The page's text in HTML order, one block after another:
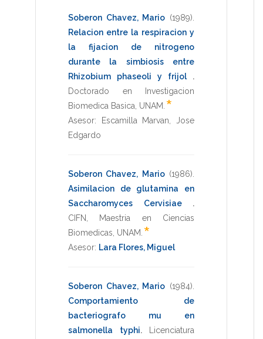
Soberon Chavez, Mario (1989)
Relacion entre la respiracion y
la fijacion de nitrogeno
durante la simbiosis entre
Rhizobium phaseoli y frijol .
Doctorado en Investigacion
Biomedica Basica UNAM *
Asesor: Escamilla Marvan, Jose
Edgardo
Soberon Chavez, Mario (1986)
Asimilacion de glutamina en
Saccharomyces Cervisiae .
CIFN
Maestria en Ciencias
Biomedicas UNAM *
Asesor: Lara Flores, Miguel
Soberon Chavez, Mario (1984)
Comportamiento de
bacteriografo mu en
salmonella typhi.
Licenciatura